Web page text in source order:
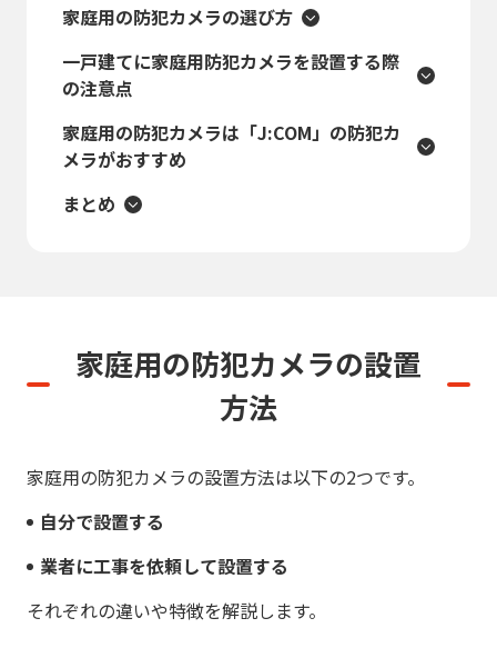
家庭用の防犯カメラの選び方
一戸建てに家庭用防犯カメラを設置する際
の注意点
家庭用の防犯カメラは「J:COM」の防犯カ
メラがおすすめ
まとめ
家庭用の防犯カメラの設置
方法
家庭用の防犯カメラの設置方法は以下の2つです。
自分で設置する
業者に工事を依頼して設置する
それぞれの違いや特徴を解説します。